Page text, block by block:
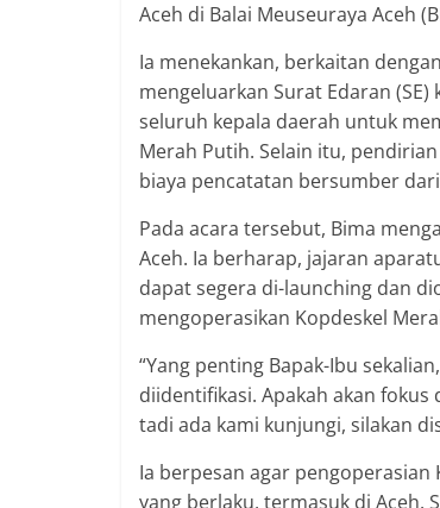
Aceh di Balai Meuseuraya Aceh
Ia menekankan, berkaitan
mengeluarkan Surat Edaran
seluruh kepala daerah untuk
Merah Putih. Selain itu,
biaya pencatatan bersumber
Pada acara tersebut, Bima
Aceh. Ia berharap, jajaran
dapat segera di-launching dan
mengoperasikan Kopdeskel
“Yang penting Bapak-Ibu
diidentifikasi. Apakah akan
tadi ada kami kunjungi, silakan
Ia berpesan agar
yang berlaku, termasuk di Aceh.